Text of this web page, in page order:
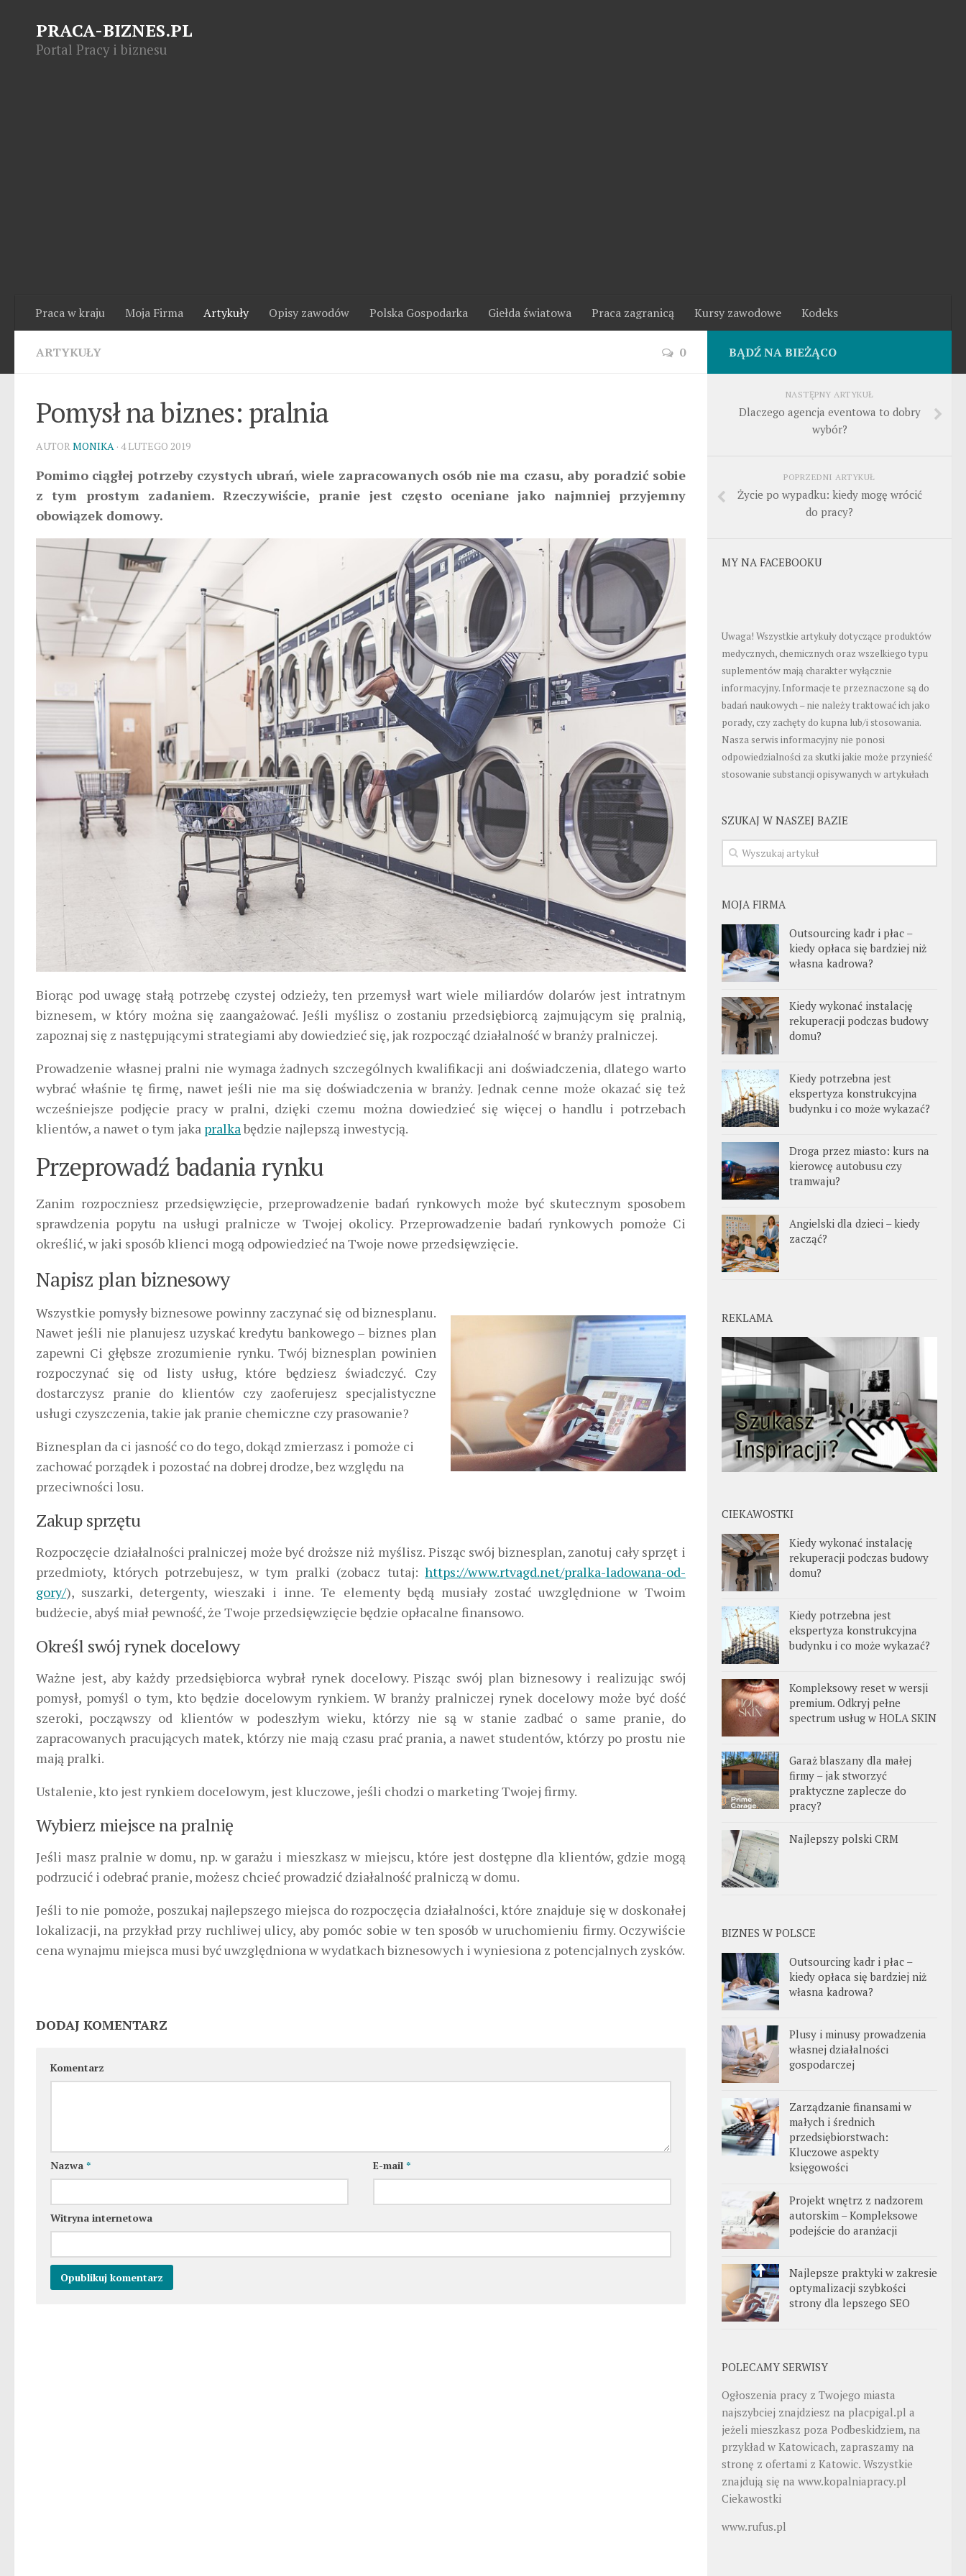
PRACA-BIZNES.PL
Portal Pracy i biznesu
Praca w kraju Moja Firma Artykuły Opisy zawodów Polska Gospodarka Giełda światowa Praca zagranicą Kursy zawodowe Kodeks
ARTYKUŁY 0
Pomysł na biznes: pralnia
AUTOR MONIKA · 4 LUTEGO 2019
Pomimo ciągłej potrzeby czystych ubrań, wiele zapracowanych osób nie ma czasu, aby poradzić sobie
z tym prostym zadaniem. Rzeczywiście, pranie jest często oceniane jako najmniej przyjemny
obowiązek domowy.
Biorąc pod uwagę stałą potrzebę czystej odzieży, ten przemysł wart wiele miliardów dolarów jest intratnym
biznesem, w który można się zaangażować. Jeśli myślisz o zostaniu przedsiębiorcą zajmującym się pralnią,
zapoznaj się z następującymi strategiami aby dowiedzieć się, jak rozpocząć działalność w branży pralniczej.
Prowadzenie własnej pralni nie wymaga żadnych szczególnych kwalifikacji ani doświadczenia, dlatego warto
wybrać właśnie tę firmę, nawet jeśli nie ma się doświadczenia w branży. Jednak cenne może okazać się też
wcześniejsze podjęcie pracy w pralni, dzięki czemu można dowiedzieć się więcej o handlu i potrzebach
klientów, a nawet o tym jaka pralkabędzie najlepszą inwestycją.
Przeprowadź badania rynku
Zanim rozpoczniesz przedsięwzięcie, przeprowadzenie badań rynkowych może być skutecznym sposobem
sprawdzenia popytu na usługi pralnicze w Twojej okolicy. Przeprowadzenie badań rynkowych pomoże Ci
określić, w jaki sposób klienci mogą odpowiedzieć na Twoje nowe przedsięwzięcie.
Napisz plan biznesowy
Wszystkie pomysły biznesowe powinny zaczynać się od biznesplanu.
Nawet jeśli nie planujesz uzyskać kredytu bankowego – biznes plan
zapewni Ci głębsze zrozumienie rynku. Twój biznesplan powinien
rozpoczynać się od listy usług, które będziesz świadczyć. Czy
dostarczysz pranie do klientów czy zaoferujesz specjalistyczne
usługi czyszczenia, takie jak pranie chemiczne czy prasowanie?
Biznesplan da ci jasność co do tego, dokąd zmierzasz i pomoże ci
zachować porządek i pozostać na dobrej drodze, bez względu na
przeciwności losu.
Zakup sprzętu
Rozpoczęcie działalności pralniczej może być droższe niż myślisz. Pisząc swój biznesplan, zanotuj cały sprzęt i
przedmioty, których potrzebujesz, w tym pralki (zobacz tutaj: https://www.rtvagd.net/pralka-ladowana-od-
gory/), suszarki, detergenty, wieszaki i inne. Te elementy będą musiały zostać uwzględnione w Twoim
budżecie, abyś miał pewność, że Twoje przedsięwzięcie będzie opłacalne finansowo.
Określ swój rynek docelowy
Ważne jest, aby każdy przedsiębiorca wybrał rynek docelowy. Pisząc swój plan biznesowy i realizując swój
pomysł, pomyśl o tym, kto będzie docelowym rynkiem. W branży pralniczej rynek docelowy może być dość
szeroki, począwszy od klientów w podeszłym wieku, którzy nie są w stanie zadbać o same pranie, do
zapracowanych pracujących matek, którzy nie mają czasu prać prania, a nawet studentów, którzy po prostu nie
mają pralki.
Ustalenie, kto jest rynkiem docelowym, jest kluczowe, jeśli chodzi o marketing Twojej firmy.
Wybierz miejsce na pralnię
Jeśli masz pralnie w domu, np. w garażu i mieszkasz w miejscu, które jest dostępne dla klientów, gdzie mogą
podrzucić i odebrać pranie, możesz chcieć prowadzić działalność pralniczą w domu.
Jeśli to nie pomoże, poszukaj najlepszego miejsca do rozpoczęcia działalności, które znajduje się w doskonałej
lokalizacji, na przykład przy ruchliwej ulicy, aby pomóc sobie w ten sposób w uruchomieniu firmy. Oczywiście
cena wynajmu miejsca musi być uwzględniona w wydatkach biznesowych i wyniesiona z potencjalnych zysków.
DODAJ KOMENTARZ
Komentarz
Nazwa * E-mail*
Witryna internetowa
BĄDŹ NA BIEŻĄCO
NASTĘPNY ARTYKUŁ
Dlaczego agencja eventowa to dobry
wybór?
POPRZEDNI ARTYKUŁ
Życie po wypadku: kiedy mogę wrócić
do pracy?
MY NA FACEBOOKU
Uwaga! Wszystkie artykuły dotyczące produktów
medycznych, chemicznych oraz wszelkiego typu
suplementów mają charakter wyłącznie
informacyjny. Informacje te przeznaczone są do
badań naukowych – nie należy traktować ich jako
porady, czy zachęty do kupna lub/i stosowania.
Nasza serwis informacyjny nie ponosi
odpowiedzialności za skutki jakie może przynieść
stosowanie substancji opisywanych w artykułach
SZUKAJ W NASZEJ BAZIE
MOJA FIRMA
Outsourcing kadr i płac –
kiedy opłaca się bardziej niż
własna kadrowa?
Kiedy wykonać instalację
rekuperacji podczas budowy
domu?
Kiedy potrzebna jest
ekspertyza konstrukcyjna
budynku i co może wykazać?
Droga przez miasto: kurs na
kierowcę autobusu czy
tramwaju?
Angielski dla dzieci – kiedy
zacząć?
REKLAMA
CIEKAWOSTKI
Kiedy wykonać instalację
rekuperacji podczas budowy
domu?
Kiedy potrzebna jest
ekspertyza konstrukcyjna
budynku i co może wykazać?
Kompleksowy reset w wersji
premium. Odkryj pełne
spectrum usług w HOLA SKIN
Garaż blaszany dla małej
firmy – jak stworzyć
praktyczne zaplecze do
pracy?
Najlepszy polski CRM
BIZNES W POLSCE
Outsourcing kadr i płac –
kiedy opłaca się bardziej niż
własna kadrowa?
Plusy i minusy prowadzenia
własnej działalności
gospodarczej
Zarządzanie finansami w
małych i średnich
przedsiębiorstwach:
Kluczowe aspekty
księgowości
Projekt wnętrz z nadzorem
autorskim – Kompleksowe
podejście do aranżacji
Najlepsze praktyki w zakresie
optymalizacji szybkości
strony dla lepszego SEO
POLECAMY SERWISY
Ogłoszenia pracy z Twojego miasta
najszybciej znajdziesz na placpigal.pl a
jeżeli mieszkasz poza Podbeskidziem, na
przykład w Katowicach, zapraszamy na
stronę z ofertami z Katowic. Wszystkie
znajdują się na www.kopalniapracy.pl
Ciekawostki
www.rufus.pl